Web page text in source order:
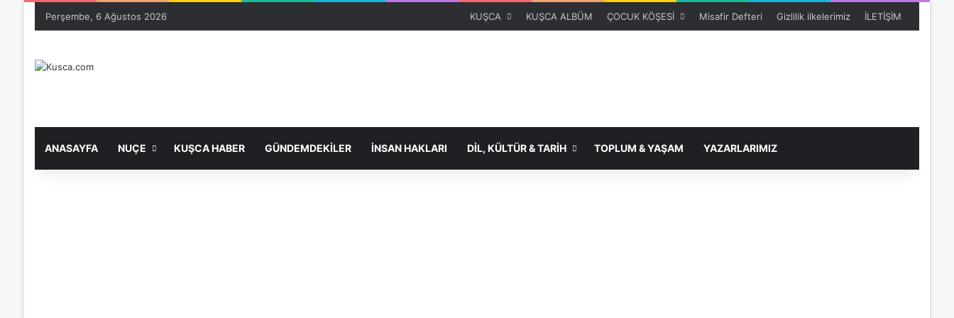
Perşembe, 6 Ağustos 2026 KUŞCA KUŞCA ALBÜM ÇOCUK KÖŞESİ Misafir Defteri Gizlilik ilkelerimiz İLETİŞİM
ANASAYFA NUÇE KUŞCA HABER GÜNDEMDEKİLER İNSAN HAKLARI DİL, KÜLTÜR & TARİH TOPLUM & YAŞAM YAZARLARIMIZ